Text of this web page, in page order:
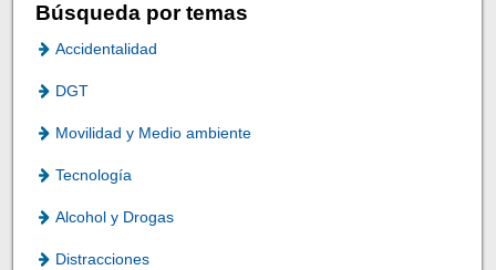
Búsqueda por temas
Accidentalidad
DGT
Movilidad y Medio ambiente
Tecnología
Alcohol y Drogas
Distracciones